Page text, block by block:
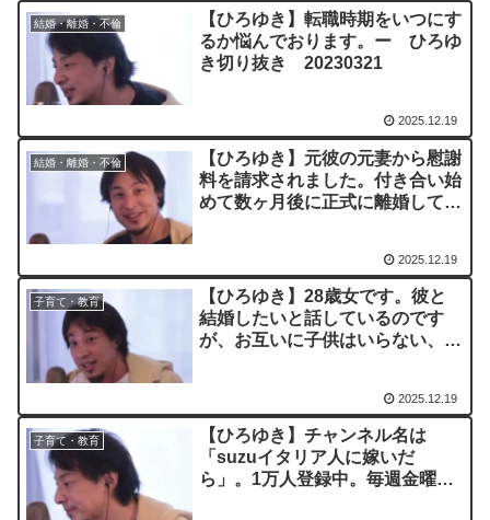
￥800
結婚・離婚・不倫
【ひろゆき】転職時期をいつにす
るか悩んでおります。ー ひろゆ
き切り抜き 20230321
2025.12.19
結婚・離婚・不倫
【ひろゆき】元彼の元妻から慰謝
料を請求されました。付き合い始
めて数ヶ月後に正式に離婚してい
2025.12.19
子育て・教育
【ひろゆき】28歳女です。彼と
結婚したいと話しているのです
が、お互いに子供はいらない、今
トって何かありますでしょうか？
ー20230831
2025.12.19
子育て・教育
【ひろゆき】チャンネル名は
「suzuイタリア人に嫁いだ
ら」。1万人登録中。毎週金曜日